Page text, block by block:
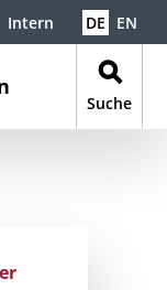
Suche
Intern DE EN